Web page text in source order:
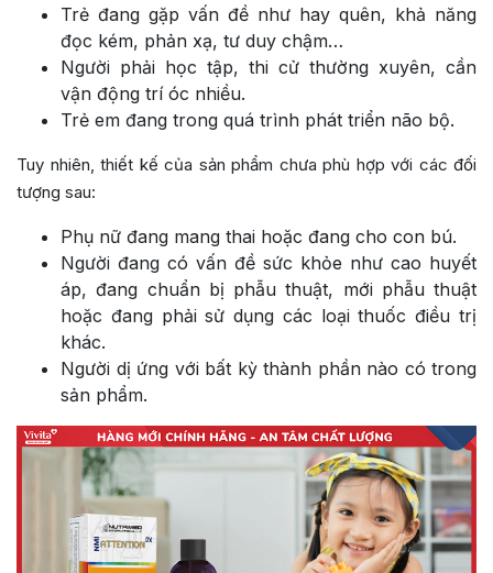
Trẻ đang gặp vấn đề như hay quên, khả năng
đọc kém, phản xạ, tư duy chậm…
Người phải học tập, thi cử thường xuyên, cần
vận động trí óc nhiều.
Trẻ em đang trong quá trình phát triển não bộ.
Tuy nhiên, thiết kế của sản phẩm chưa phù hợp với các đối
tượng sau:
Phụ nữ đang mang thai hoặc đang cho con bú.
Người đang có vấn đề sức khỏe như cao huyết
áp, đang chuẩn bị phẫu thuật, mới phẫu thuật
hoặc đang phải sử dụng các loại thuốc điều trị
khác.
Người dị ứng với bất kỳ thành phần nào có trong
sản phẩm.